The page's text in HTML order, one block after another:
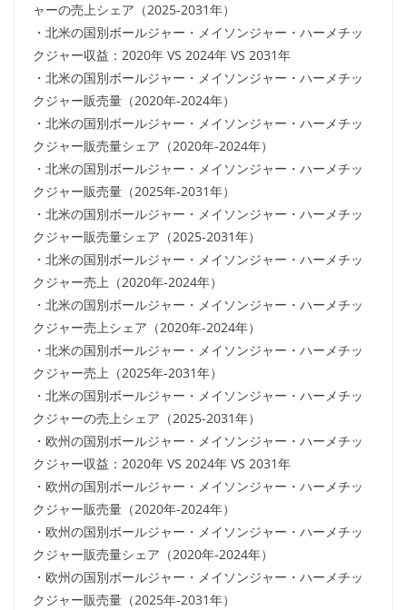
ャーの売上シェア（2025-2031年）
・北米の国別ボールジャー・メイソンジャー・ハーメチッ
クジャー収益：2020年 VS 2024年 VS 2031年
・北米の国別ボールジャー・メイソンジャー・ハーメチッ
クジャー販売量（2020年-2024年）
・北米の国別ボールジャー・メイソンジャー・ハーメチッ
クジャー販売量シェア（2020年-2024年）
・北米の国別ボールジャー・メイソンジャー・ハーメチッ
クジャー販売量（2025年-2031年）
・北米の国別ボールジャー・メイソンジャー・ハーメチッ
クジャー販売量シェア（2025-2031年）
・北米の国別ボールジャー・メイソンジャー・ハーメチッ
クジャー売上（2020年-2024年）
・北米の国別ボールジャー・メイソンジャー・ハーメチッ
クジャー売上シェア（2020年-2024年）
・北米の国別ボールジャー・メイソンジャー・ハーメチッ
クジャー売上（2025年-2031年）
・北米の国別ボールジャー・メイソンジャー・ハーメチッ
クジャーの売上シェア（2025-2031年）
・欧州の国別ボールジャー・メイソンジャー・ハーメチッ
クジャー収益：2020年 VS 2024年 VS 2031年
・欧州の国別ボールジャー・メイソンジャー・ハーメチッ
クジャー販売量（2020年-2024年）
・欧州の国別ボールジャー・メイソンジャー・ハーメチッ
クジャー販売量シェア（2020年-2024年）
・欧州の国別ボールジャー・メイソンジャー・ハーメチッ
クジャー販売量（2025年-2031年）